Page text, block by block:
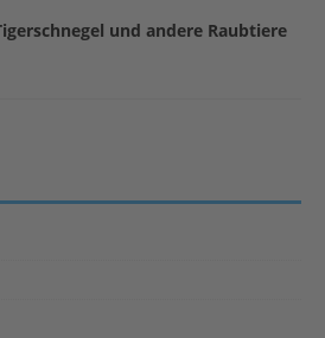
und andere Raubtiere